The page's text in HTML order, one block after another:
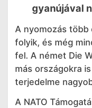
gyanújával
A nyomozás több
folyik, és még
fel. A német Die
más országokra
terjedelme
A NATO